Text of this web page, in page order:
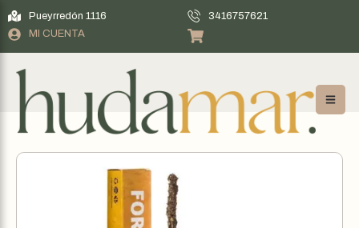
Pueyrredón 1116
3416757621
MI CUENTA